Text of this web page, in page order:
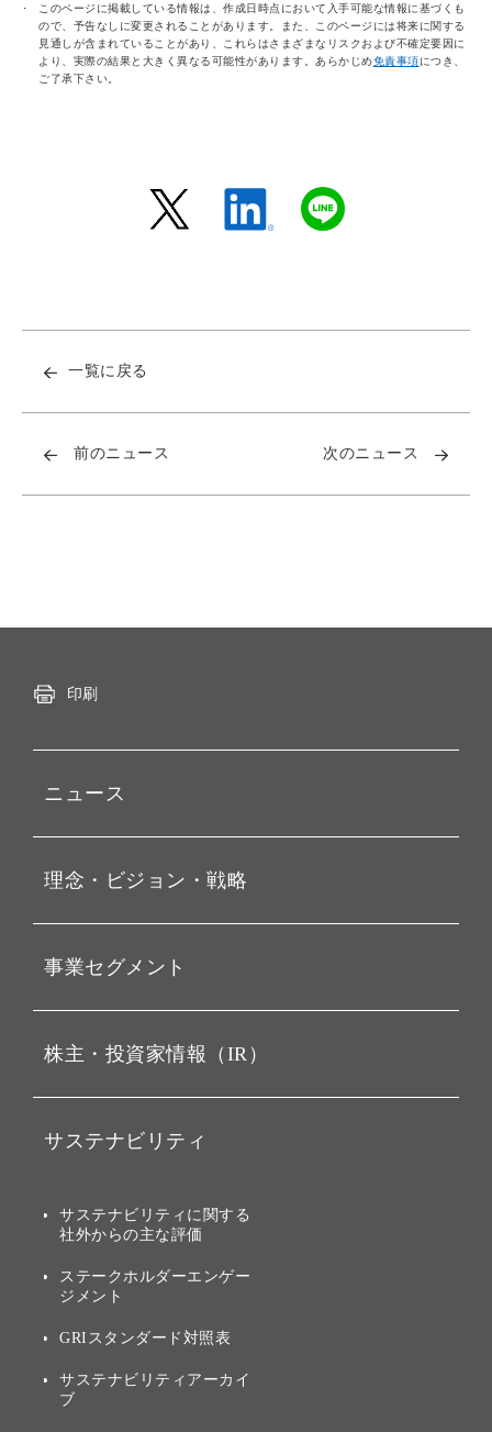
このページに掲載している情報は、作成日時点において入手可能な情報に基づくも
ので、予告なしに変更されることがあります。また、このページには将来に関する
見通しが含まれていることがあり、これらはさまざまなリスクおよび不確定要因に
より、実際の結果と大きく異なる可能性があります。あらかじめ免責事項につき、
ご了承下さい。
一覧に戻る
前のニュース 次のニュース
印刷
ニュース
お知らせ
動画配信
理念・ビジョン・戦略
経営理念
ビジョン
戦略
バリュー
ソフトバンクグループの歩
[AI] What dreams are made
事業セグメント
ソフトバンク・ビジョン・
その他
グループ企業一覧
株主・投資家情報（IR）
IRカレンダー
業績・財務
アニュアルレポート
株主・投資家情報（IR）に
サステナビリティ
トップメッセージ
サステナビリティの考え方
ガバナンス
サステナビリティに関する
社外からの主な評価
ステークホルダーエンゲー
ジメント
GRIスタンダード対照表
サステナビリティアーカイ
ブ